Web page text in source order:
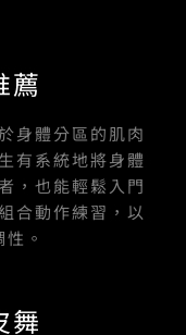
薦
身體分區的肌肉
有系統地將身體
，也能輕鬆入門
合動作練習，以
。
舞